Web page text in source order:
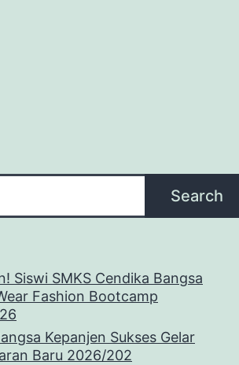
Search
Siswi SMKS Cendika Bangsa
Fashion Bootcamp
Kepanjen Sukses Gelar
Baru 2026/202